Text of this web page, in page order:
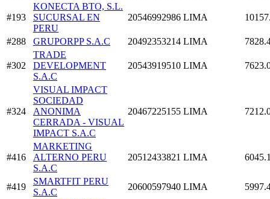
#193
KONECTA BTO, S.L.
SUCURSAL EN
PERU
20546992986 LIMA
#288 GRUPORPP S.A.C 20492353214 LIMA
#302
TRADE
DEVELOPMENT
S.A.C
20543919510 LIMA
#324
VISUAL IMPACT
SOCIEDAD
ANONIMA
CERRADA - VISUAL
IMPACT S.A.C
20467225155 LIMA
#416
MARKETING
ALTERNO PERU
S.A.C
20512433821 LIMA
#419
SMARTFIT PERU
S.A.C
20600597940 LIMA